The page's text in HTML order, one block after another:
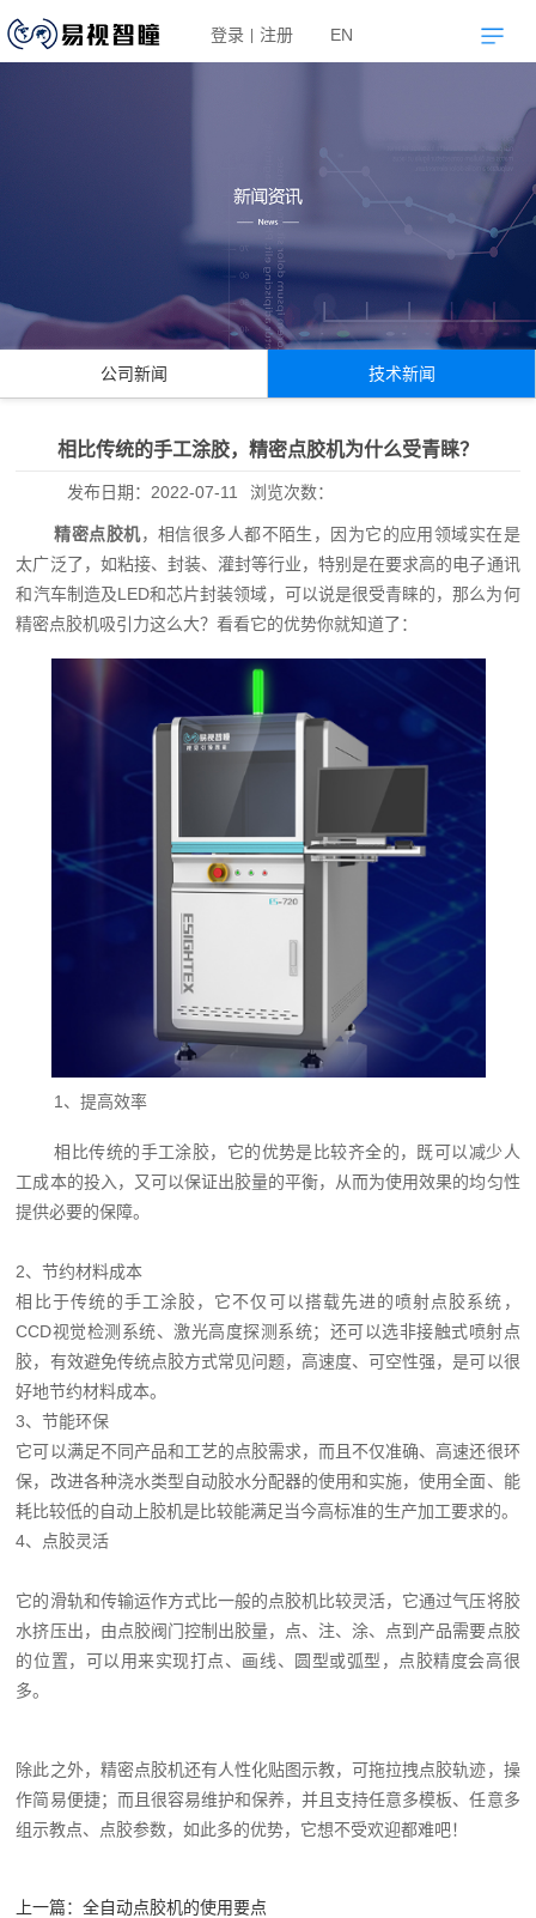
登录 注册 EN
公司新闻 技术新闻
相比传统的手工涂胶，精密点胶机为什么受青睐？
发布日期： 2022-07-11 浏览次数：
精密点胶机，相信很多人都不陌生，因为它的应用领域实在是
太广泛了，如粘接、封装、灌封等行业，特别是在要求高的电子通讯
和汽车制造及LED和芯片封装领域，可以说是很受青睐的，那么为何
精密点胶机吸引力这么大？看看它的优势你就知道了：
1、提高效率
相比传统的手工涂胶，它的优势是比较齐全的，既可以减少人
工成本的投入，又可以保证出胶量的平衡，从而为使用效果的均匀性
提供必要的保障。
2、节约材料成本
相比于传统的手工涂胶，它不仅可以搭载先进的喷射点胶系统，
CCD视觉检测系统、激光高度探测系统；还可以选非接触式喷射点
胶，有效避免传统点胶方式常见问题，高速度、可空性强，是可以很
好地节约材料成本。
3、节能环保
它可以满足不同产品和工艺的点胶需求，而且不仅准确、高速还很环
保，改进各种浇水类型自动胶水分配器的使用和实施，使用全面、能
耗比较低的自动上胶机是比较能满足当今高标准的生产加工要求的。
4、点胶灵活
它的滑轨和传输运作方式比一般的点胶机比较灵活，它通过气压将胶
水挤压出，由点胶阀门控制出胶量，点、注、涂、点到产品需要点胶
的位置，可以用来实现打点、画线、圆型或弧型，点胶精度会高很
多。
除此之外，精密点胶机还有人性化贴图示教，可拖拉拽点胶轨迹，操
作简易便捷；而且很容易维护和保养，并且支持任意多模板、任意多
组示教点、点胶参数，如此多的优势，它想不受欢迎都难吧！
上一篇：全自动点胶机的使用要点